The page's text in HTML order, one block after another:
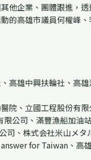
企業、團體跟進，
的高雄市議員何權
高雄中興扶輪社、高
、立國工程股份有
公司、滿豐漁船加
、株式会社米山メ
for Taiwan、高